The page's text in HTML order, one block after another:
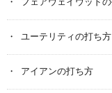
フェアウェイウッド
ユーテリティの打ち方
アイアンの打ち方